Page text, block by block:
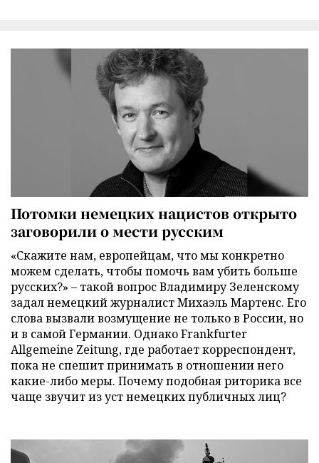
Потомки немецких нацистов открыто
заговорили о мести русским
«Скажите нам, европейцам, что мы конкретно
можем сделать, чтобы помочь вам убить больше
русских?» – такой вопрос Владимиру Зеленскому
задал немецкий журналист Михаэль Мартенс. Его
слова вызвали возмущение не только в России, но
и в самой Германии. Однако Frankfurter
Allgemeine Zeitung, где работает корреспондент,
пока не спешит принимать в отношении него
какие-либо меры. Почему подобная риторика все
чаще звучит из уст немецких публичных лиц?